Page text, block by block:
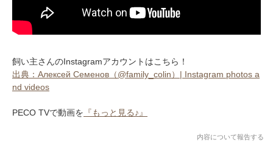
飼い主さんのInstagramアカウントはこちら！
出典：Алексей Семенов（@family_colin）| Instagram photos a
nd videos
PECO TVで動画を 『もっと見る♪』
内容について報告する